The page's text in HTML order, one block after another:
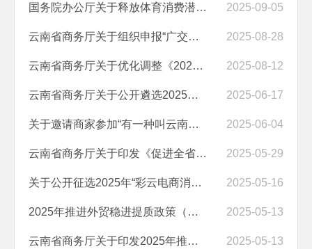
国务院办公厅关于释放体育消费潜力进一步推进体育产业高质量发展的意见 2025-09-05
云南省商务厅关于组织申报“广交会云品库”的通知 2025-08-28
云南省商务厅关于优化调整《2025年云南省汽车置换更新补贴实施细则》的... 2025-08-12
云南省商务厅关于公开遴选2025年“有一种叫云南的生活·彩云加油券”发放... 2025-06-17
关于邀请商家参加“有一种叫云南的生活·彩云电商”消费券发放活动的公告 2025-06-04
云南省商务厅关于印发《促进全省展览业发展的支持措施（试行）》的通知 2025-05-29
关于公开征选2025年“彩云电商消费券”发放平台的通知 2025-05-16
2025年推进外贸稳进提质政策（第一批）政策解读手册 2025-05-13
云南省商务厅关于印发2025年推进外贸稳进提质政策（第一批）的通知 2025-05-13